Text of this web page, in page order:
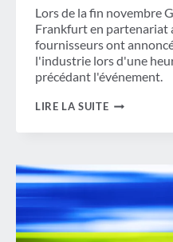
Lors de la fin novembre
Frankfurt en partenariat
fournisseurs ont
l'industrie lors d'une
précédant l'événement.
LIRE LA SUITEDERNIÈRES
EN